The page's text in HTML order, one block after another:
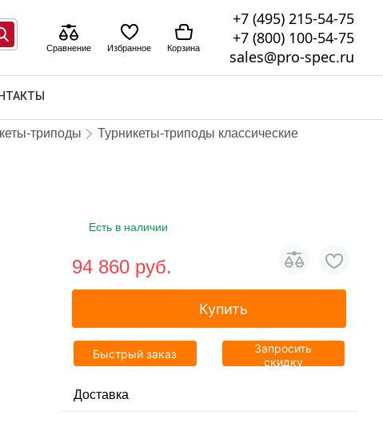
Сравнение Избранное Корзина
+7 (495) 215-54-75
+7 (800) 100-54-75
sales@pro-spec.ru
триподы Турникеты-триподы классические
Есть в наличии
94 860 pуб.
Купить
Быстрый заказ
Запросить
скидку
Доставка